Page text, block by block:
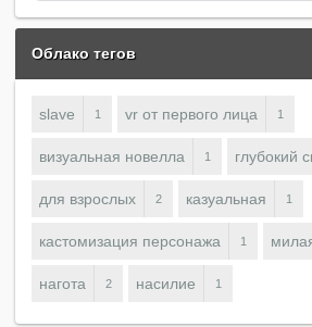
Облако тегов
slave 1 vr от первого лица 1
визуальная новелла 1 глубокий
для взрослых 2 казуальная 1
кастомизация персонажа 1
нагота 2 насилие 1